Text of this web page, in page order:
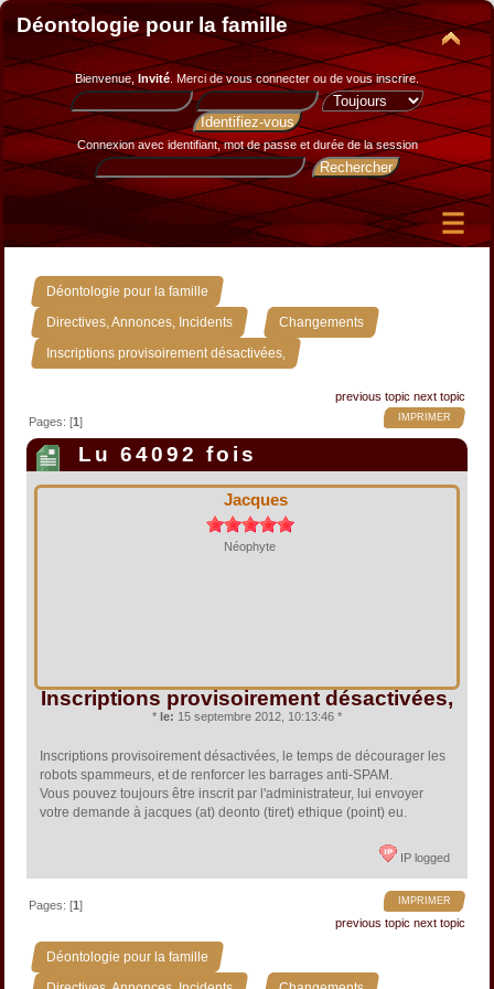
Déontologie pour la famille
Bienvenue, Invité. Merci devous connecter ou de vous inscrire.
Connexion avec identifiant, mot de passe et durée de la session
Déontologie pour la famille »
Directives, Annonces, Incidents » Changements »
Inscriptions provisoirement désactivées,
previous topic next topic
IMPRIMER
Pages: [1]
Lu 64092 fois
Jacques
Néophyte
Inscriptions provisoirement désactivées,
* le: 15 septembre 2012, 10:13:46 *
Inscriptions provisoirement désactivées, le temps de décourager les
robots spammeurs, et de renforcer les barrages anti-SPAM.
Vous pouvez toujours être inscrit par l'administrateur, lui envoyer
votre demande à jacques (at) deonto (tiret) ethique (point) eu.
IP logged
IMPRIMER
Pages: [1]
previous topic next topic
Déontologie pour la famille »
» »